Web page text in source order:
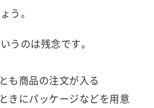
う。
うのは残念です。
も商品の注文が入る
きにパッケージなどを用意